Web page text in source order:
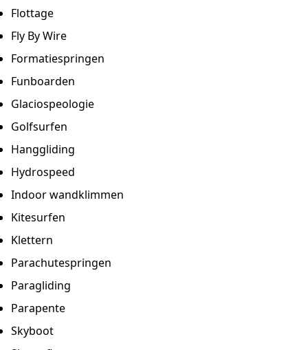
Flottage
Fly By Wire
Formatiespringen
Funboarden
Glaciospeologie
Golfsurfen
Hanggliding
Hydrospeed
Indoor wandklimmen
Kitesurfen
Klettern
Parachutespringen
Paragliding
Parapente
Skyboot